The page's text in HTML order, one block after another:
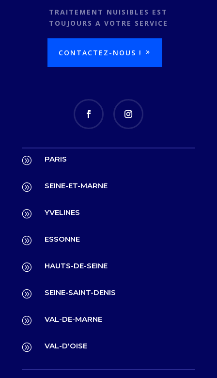
TRAITEMENT NUISIBLES EST
TOUJOURS A VOTRE SERVICE
CONTACTEZ-NOUS !
A PARIS
A SEINE-ET-MARNE
A YVELINES
A ESSONNE
A HAUTS-DE-SEINE
A SEINE-SAINT-DENIS
A VAL-DE-MARNE
A VAL-D'OISE